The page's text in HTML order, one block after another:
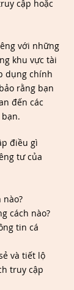
cập hoặc
với những
khu vực tài
dụng chính
rằng bạn
đến các
điều gì
tư của
cách nào?
tin cá
và tiết lộ
truy cập